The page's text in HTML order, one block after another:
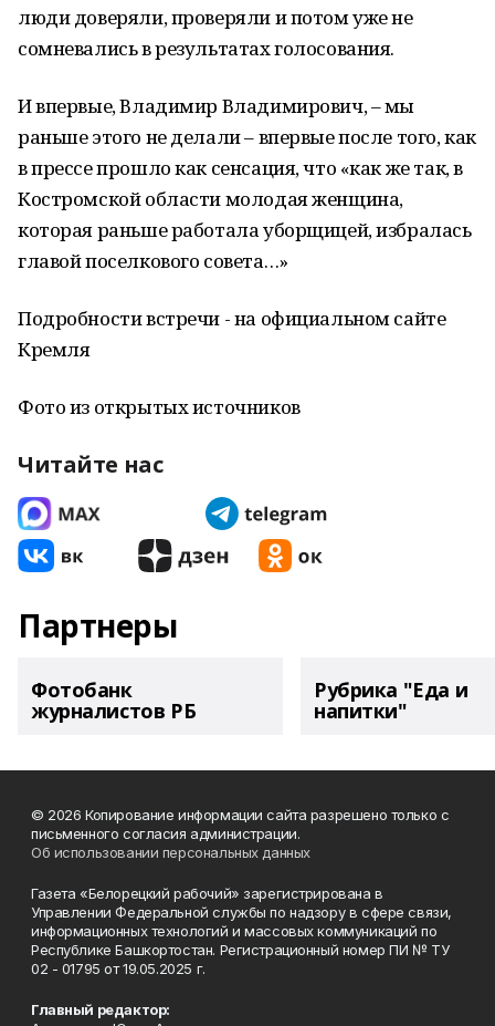
люди доверяли, проверяли и потом уже не
сомневались в результатах голосования.
И впервые, Владимир Владимирович, – мы
раньше этого не делали – впервые после того, как
в прессе прошло как сенсация, что «как же так, в
Костромской области молодая женщина,
которая раньше работала уборщицей, избралась
главой поселкового совета…»
Подробности встречи - на официальном сайте
Кремля
Фото из открытых источников
Читайте нас
Партнеры
Фотобанк
журналистов РБ
Рубрика "Еда и
напитки"
© 2026 Копирование информации сайта разрешено только с
письменного согласия администрации.
Об использовании персональных данных
Газета «Белорецкий рабочий» зарегистрирована в
Управлении Федеральной службы по надзору в сфере связи,
информационных технологий и массовых коммуникаций по
Республике Башкортостан. Регистрационный номер ПИ № ТУ
02 - 01795 от 19.05.2025 г.
Главный редактор: